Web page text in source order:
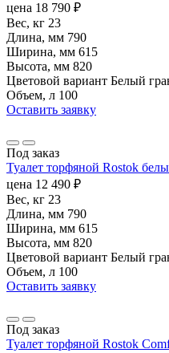
цена 18 790 ₽
Вес, кг 23
Длина, мм 790
Ширина, мм 615
Высота, мм 820
Цветовой вариант Белый
Объем, л 100
Оставить заявку
Под заказ
Туалет торфяной Rostok
цена 12 490 ₽
Вес, кг 23
Длина, мм 790
Ширина, мм 615
Высота, мм 820
Цветовой вариант Белый
Объем, л 100
Оставить заявку
Под заказ
Туалет торфяной Rostok